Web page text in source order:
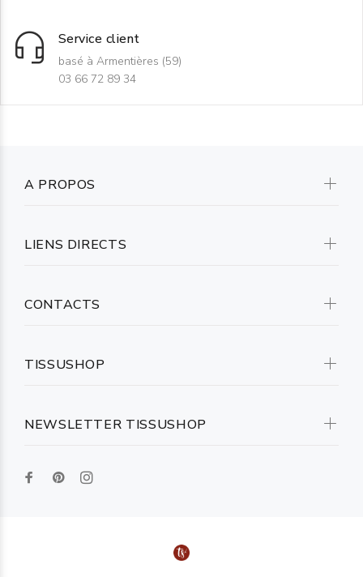
Service client
basé à Armentières (59)
03 66 72 89 34
NEWSLETTER TISSUSHOP
A PROPOS
LIENS DIRECTS
CONTACTS
TISSUSHOP